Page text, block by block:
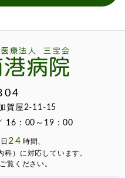
賀屋2-11-15
16：00～19：00
⽇ 24 時間、
）に対応しています。
覧ください。